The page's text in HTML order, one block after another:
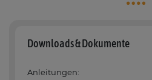
Downloads & Dokumente
Anleitungen: